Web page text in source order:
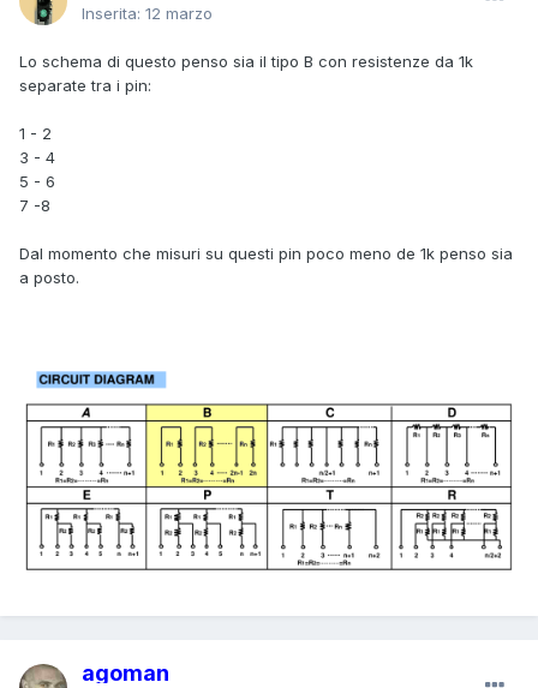
Inserita: 12 marzo
Lo schema di questo penso sia il tipo B con resistenze da 1k
separate tra i pin:
1 - 2
3 - 4
5 - 6
7 -8
Dal momento che misuri su questi pin poco meno de 1k penso sia
a posto.
agoman